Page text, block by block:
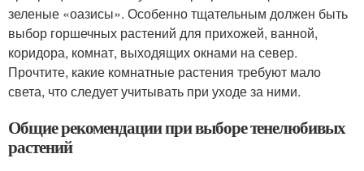
зеленые «оазисы». Особенно тщательным должен быть
выбор горшечных растений для прихожей, ванной,
коридора, комнат, выходящих окнами на север.
Прочтите, какие комнатные растения требуют мало
света, что следует учитывать при уходе за ними.
Общие рекомендации при выборе тенелюбивых
растений